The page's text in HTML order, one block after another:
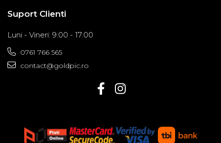
Suport Clienti
Luni - Vineri: 9:00 - 17:00
0761 766 565
contact@goldpic.ro